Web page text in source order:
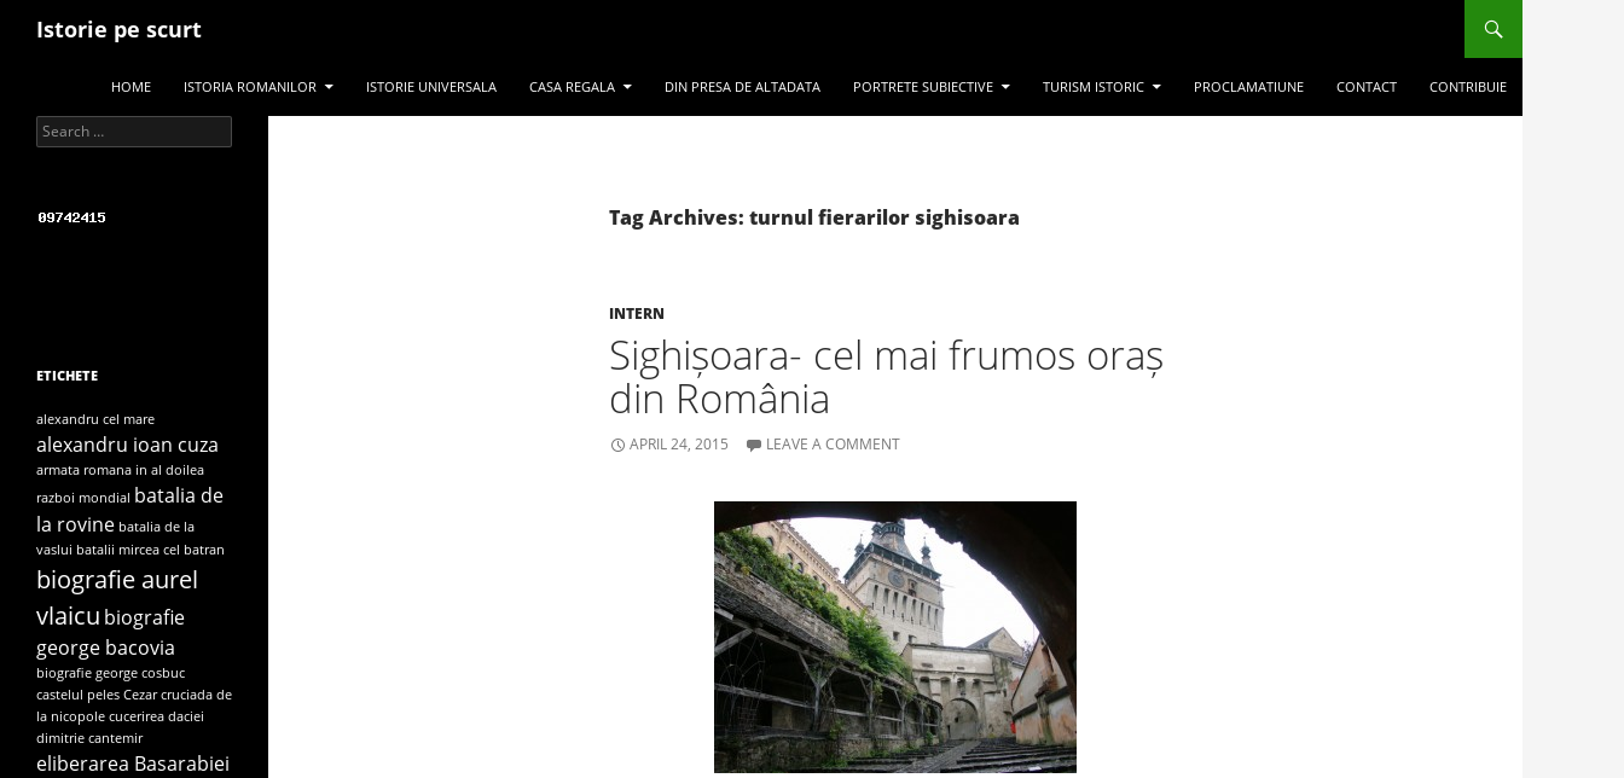
Istorie pe scurt
HOME
ISTORIA ROMANILOR ISTORIE UNIVERSALA CASA REGALA DIN PRESA DE ALTADATA PORTRETE SUBIECTIVE TURISM ISTORIC PROCLAMATIUNE CONTACT CONTRIBUIE
Tag Archives: turnul fierarilor sighisoara
INTERN
Sighișoara- cel mai frumos oraș
din România
APRIL 24, 2015 LEAVE A COMMENT
Search for:
ETICHETE
alexandru cel mare
alexandru ioan cuza
armata romana in al doilea
razboi mondial batalia de
la rovine batalia de la
vaslui batalii mircea cel batran
biografie aurel
vlaicu biografie
george bacovia
biografie george cosbuc
castelul peles Cezar cruciada de
la nicopole cucerirea daciei
dimitrie cantemir
eliberarea Basarabiei